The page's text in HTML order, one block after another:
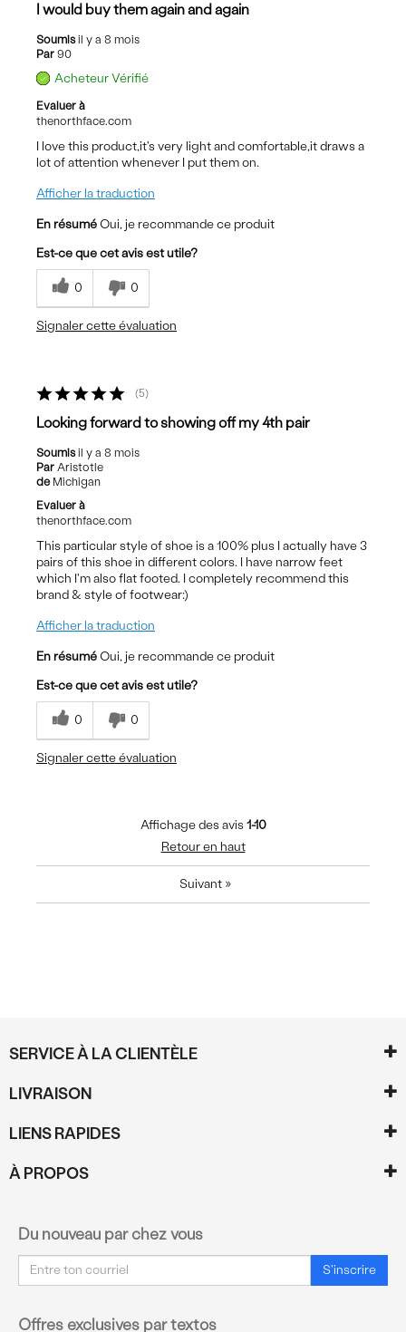
I would buy them again and again
Soumisil y a 8 mois
Par 90
Acheteur Vérifié
Evaluer à
thenorthface.com
I love this product,it's very light and comfortable,it draws a
lot of attention whenever I put them on.
Afficher la traduction
En résumé Oui, je recommande ce produit
Est-ce que cet avis est utile?
0 0
Signaler cette évaluation
5
Looking forward to showing off my 4th pair
Soumisil y a 8 mois
Par Aristotle
de Michigan
Evaluer à
thenorthface.com
This particular style of shoe is a 100% plus I actually have 3
pairs of this shoe in different colors. I have narrow feet
which I'm also flat footed. I completely recommend this
brand & style of footwear:)
Afficher la traduction
En résumé Oui, je recommande ce produit
Est-ce que cet avis est utile?
0 0
Signaler cette évaluation
Affichage des avis1-10
Retour en haut
Suivant »
SERVICE À LA CLIENTÈLE
LIVRAISON
LIENS RAPIDES
À PROPOS
Du nouveau par chez vous
Courriel S'inscrire
Offres exclusives par textos